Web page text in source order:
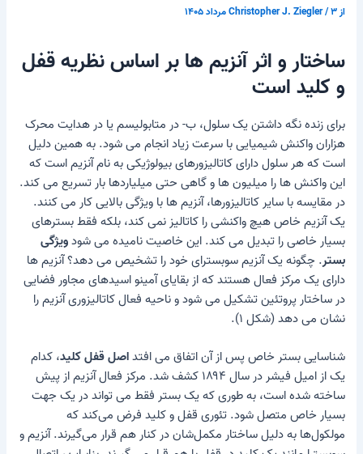
از Christopher J. Ziegler/۳ مرداد ۱۴۰۵
ساختار و اثر آنزیم ها بر اساس نظریه قفل
و کلید است
برای زنده نگه داشتن یک سلول، ب- در متابولیسم یا در هدایت محرک
هزاران واکنش شیمیایی با سرعت زیاد انجام می شود. به همین دلیل
است که هر سلول دارای کاتالیزورهای بیولوژیکی به نام آنزیم است که
این واکنش ها را میلیون ها و گاهی حتی میلیاردها بار تسریع می کند.
در مقایسه با سایر کاتالیزورها، آنزیم ها با ویژگی بالایی کار می کنند.
یک آنزیم خاص هیچ واکنشی را کاتالیز نمی کند، بلکه فقط بسترهای
بسیار خاصی را تبدیل می کند. این خاصیت نامیده می شودویژگی
بستر. چگونه یک آنزیم سوبسترای خود را تشخیص می دهد؟ آنزیم ها
دارای یک مرکز فعال هستند که از بقایای آمینو اسیدهای مجاور فضایی
در ساختار پروتئین تشکیل می شود و ناحیه فعال کاتالیزوری آنزیم را
نشان می دهد (شکل ۱).
شناسایی بستر خاص پس از آن اتفاق می افتداصل قفل کلید، کدام
یک ازامیل فیشر
در سال ۱۸۹۴ کشف شد. مرکز فعال آنزیم از پیش
ساخته شده است، به طوری که یک بستر فقط می تواند در یک جهت
بسیار خاص متصل شود. تئوری قفل و کلید فرض می‌کند که
مولکول‌ها به دلیل ساختار مکمل‌شان در کنار هم قرار می‌گیرند. آنزیم و